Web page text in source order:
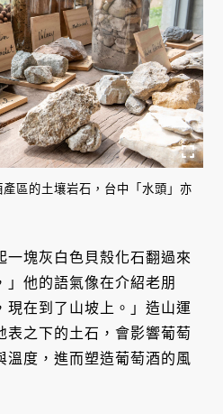
區的土壤岩石，台中「水頭」亦
一塊灰白色貝殼化石翻過來
」他的語氣像在介紹老朋
現在到了山坡上。」造山運
表之下的土石，會影響葡萄
溫度，進而塑造葡萄酒的風